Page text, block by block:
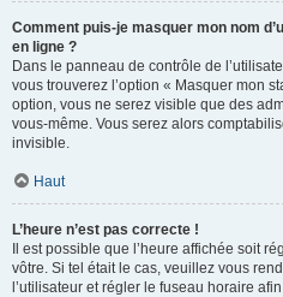
Comment puis-je masquer mon nom
en ligne ?
Dans le panneau de contrôle de
vous trouverez l’option « Masquer mon
option, vous ne serez visible que des
vous-même. Vous serez alors
invisible.
Haut
L’heure n’est pas correcte !
Il est possible que l’heure affichée soit
vôtre. Si tel était le cas, veuillez vous
l’utilisateur et régler le fuseau horaire